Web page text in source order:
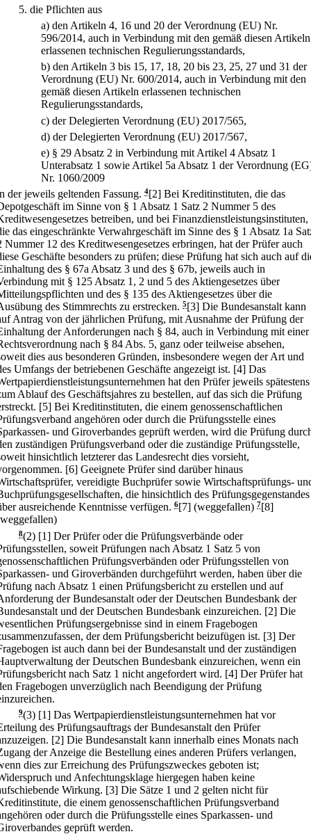
5. die Pflichten aus
a) den Artikeln 4, 16 und 20 der Verordnung (EU) Nr.
596/2014, auch in Verbindung mit den gemäß diesen Artikeln
erlassenen technischen Regulierungsstandards,
b) den Artikeln 3 bis 15, 17, 18, 20 bis 23, 25, 27 und 31 der
Verordnung (EU) Nr. 600/2014, auch in Verbindung mit den
gemäß diesen Artikeln erlassenen technischen
Regulierungsstandards,
c) der Delegierten Verordnung (EU) 2017/565,
d) der Delegierten Verordnung (EU) 2017/567,
e) § 29 Absatz 2 in Verbindung mit Artikel 4 Absatz 1
Unterabsatz 1 sowie Artikel 5a Absatz 1 der Verordnung
Nr. 1060/2009
der jeweils geltenden Fassung. 4[2] Bei Kreditinstituten, die das
im Sinne von § 1 Absatz 1 Satz 2 Nummer 5 des
betreiben, und bei Finanzdienstleistungsinstituten,
das eingeschränkte Verwahrgeschäft im Sinne des § 1 Absatz 1a
Nummer 12 des Kreditwesengesetzes erbringen, hat der Prüfer auch
Geschäfte besonders zu prüfen; diese Prüfung hat sich auch auf
des § 67a Absatz 3 und des § 67b, jeweils auch in
mit § 125 Absatz 1, 2 und 5 des Aktiengesetzes über
und des § 135 des Aktiengesetzes über die
des Stimmrechts zu erstrecken. 5[3] Die Bundesanstalt kann
Antrag von der jährlichen Prüfung, mit Ausnahme der Prüfung der
der Anforderungen nach § 84, auch in Verbindung mit einer
nach § 84 Abs. 5, ganz oder teilweise absehen,
dies aus besonderen Gründen, insbesondere wegen der Art und
Umfangs der betriebenen Geschäfte angezeigt ist. [4] Das
hat den Prüfer jeweils spätestens
Ablauf des Geschäftsjahres zu bestellen, auf das sich die Prüfung
[5] Bei Kreditinstituten, die einem genossenschaftlichen
angehören oder durch die Prüfungsstelle eines
und Giroverbandes geprüft werden, wird die Prüfung
zuständigen Prüfungsverband oder die zuständige Prüfungsstelle,
hinsichtlich letzterer das Landesrecht dies vorsieht,
[6] Geeignete Prüfer sind darüber hinaus
vereidigte Buchprüfer sowie Wirtschaftsprüfungs-
die hinsichtlich des Prüfungsgegenstandes
ausreichende Kenntnisse verfügen. 6[7] (weggefallen) 7[8]
8(2) [1] Der Prüfer oder die Prüfungsverbände oder
soweit Prüfungen nach Absatz 1 Satz 5 von
Prüfungsverbänden oder Prüfungsstellen von
und Giroverbänden durchgeführt werden, haben über die
nach Absatz 1 einen Prüfungsbericht zu erstellen und auf
der Bundesanstalt oder der Deutschen Bundesbank der
und der Deutschen Bundesbank einzureichen. [2] Die
Prüfungsergebnisse sind in einem Fragebogen
der dem Prüfungsbericht beizufügen ist. [3] Der
ist auch dann bei der Bundesanstalt und der zuständigen
der Deutschen Bundesbank einzureichen, wenn ein
nach Satz 1 nicht angefordert wird. [4] Der Prüfer hat
Fragebogen unverzüglich nach Beendigung der Prüfung
9(3) [1] Das Wertpapierdienstleistungsunternehmen hat vor
des Prüfungsauftrags der Bundesanstalt den Prüfer
[2] Die Bundesanstalt kann innerhalb eines Monats nach
der Anzeige die Bestellung eines anderen Prüfers verlangen,
dies zur Erreichung des Prüfungszweckes geboten ist;
und Anfechtungsklage hiergegen haben keine
Wirkung. [3] Die Sätze 1 und 2 gelten nicht für
die einem genossenschaftlichen Prüfungsverband
oder durch die Prüfungsstelle eines Sparkassen- und
geprüft werden.